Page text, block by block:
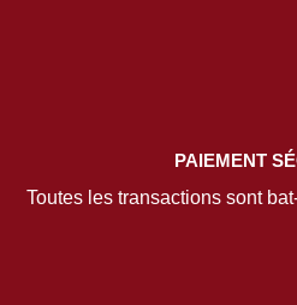
PAIEMENT
Toutes les transactions sont